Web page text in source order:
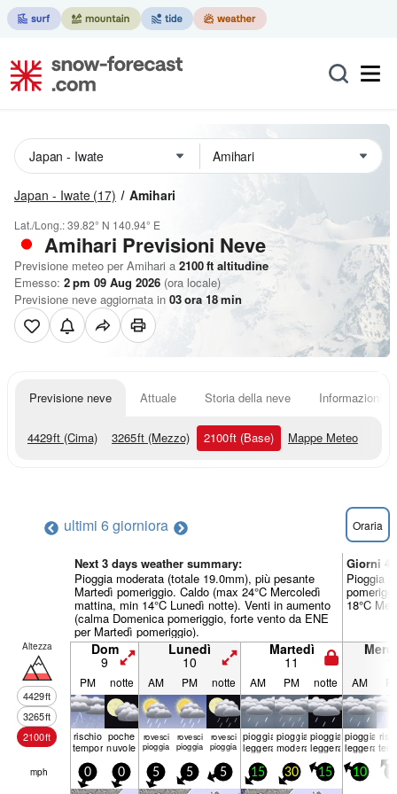
Japan - Iwate (17) Amihari
Lat./Long.:39.82° N 140.94° E
Amihari Previsioni Neve
Previsione meteo per Amihari a 2100ft altitudine
Emesso: 2 pm 09 Aug 2026 (ora locale)
Previsione neve aggiornata in 03ora 18min
Previsione neve Attuale Storia della neve Informazioni
4429ft (Cima) 3265ft (Mezzo) 2100ft (Base) Mappe Meteo
ultimi 6 giorniora Oraria
Next 3 days weather summary:
Pioggia moderata (totale 19.0mm), più pesante
Martedì pomeriggio. Caldo (max 24°C Mercoledì
mattina, min 14°C Lunedì notte). Venti in aumento
(calma Domenica pomeriggio, forte vento da ENE
per Martedì pomeriggio).
Giorni
Pioggia
18°C
Altezza
4429ft
3265ft
2100ft
Dom
9
Lunedì
10
Martedì
11
PM notte AM PM notte AM PM notte AM
rischio
temporale
poche
nuvole
rovesci
pioggia
rovesci
pioggia
rovesci
pioggia
pioggia
leggera
pioggia
moderata
pioggia
leggera
pioggia
leggera
mph 0 0 5 5 5 15 30 15 10